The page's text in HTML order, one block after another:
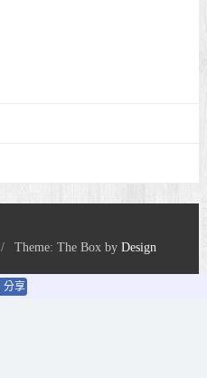
分享
/ Theme: The Box byDesign